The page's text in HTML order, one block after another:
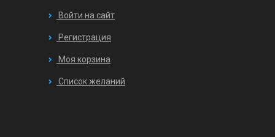
Войти на сайт
Регистрация
Моя корзина
Список желаний